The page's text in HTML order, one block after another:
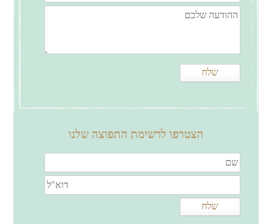
הצטרפו לרשימת התפוצה שלנו